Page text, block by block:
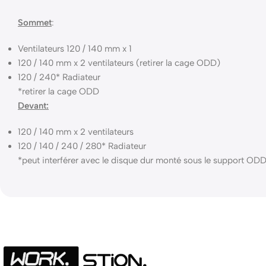
Sommet:
Ventilateurs 120 / 140 mm x 1
120 / 140 mm x 2 ventilateurs (retirer la cage ODD)
120 / 240* Radiateur
*retirer la cage ODD
Devant:
120 / 140 mm x 2 ventilateurs
120 / 140 / 240 / 280* Radiateur
*peut interférer avec le disque dur monté sous le support ODD